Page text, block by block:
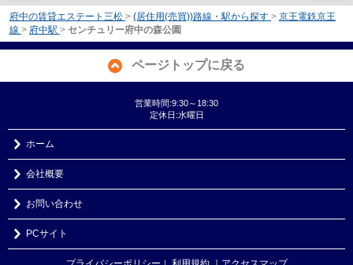
府中の賃貸エステート三松 > (居住用(売買))路線・駅から探す > 京王電鉄京王
線 > 府中駅 > センチュリー府中の森公園
ページトップに戻る
営業時間:9:30～18:30
定休日:水曜日
ホーム
会社概要
お問い合わせ
PCサイト